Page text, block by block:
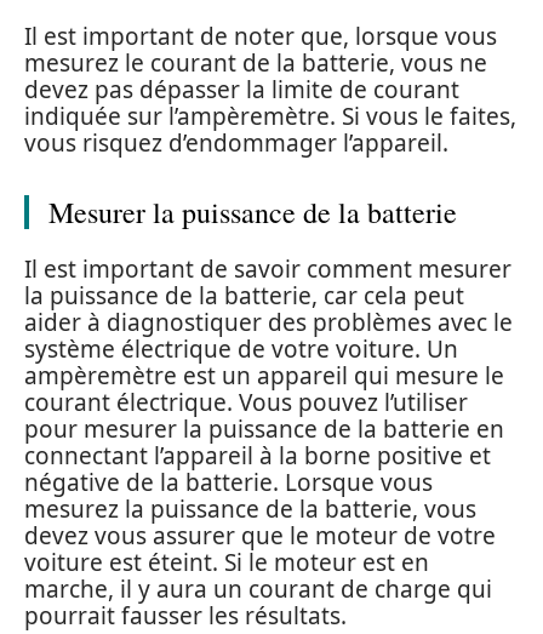
Il est important de noter que, lorsque vous
mesurez le courant de la batterie, vous ne
devez pas dépasser la limite de courant
indiquée sur l’ampèremètre. Si vous le faites,
vous risquez d’endommager l’appareil.
Mesurer la puissance de la batterie
Il est important de savoir comment mesurer
la puissance de la batterie, car cela peut
aider à diagnostiquer des problèmes avec le
système électrique de votre voiture. Un
ampèremètre est un appareil qui mesure le
courant électrique. Vous pouvez l’utiliser
pour mesurer la puissance de la batterie en
connectant l’appareil à la borne positive et
négative de la batterie. Lorsque vous
mesurez la puissance de la batterie, vous
devez vous assurer que le moteur de votre
voiture est éteint. Si le moteur est en
marche, il y aura un courant de charge qui
pourrait fausser les résultats.